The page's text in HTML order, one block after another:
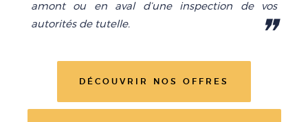
amont ou en aval d’une inspection de vos
autorités de tutelle.
❞
DÉCOUVRIR NOS OFFRES